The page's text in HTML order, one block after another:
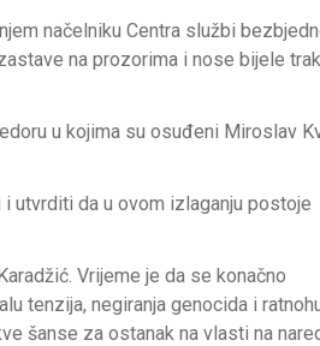
načelniku Centra službi
na prozorima i nose bijele
u kojima su osuđeni Miroslav
utvrditi da u ovom izlaganju postoje
Vrijeme je da se konačno
tenzija, negiranja genocida i
šanse za ostanak na vlasti na